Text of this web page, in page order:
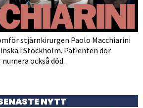
stjärnkirurgen Paolo Macchiarini
i Stockholm. Patienten dör.
också död.
NYTT